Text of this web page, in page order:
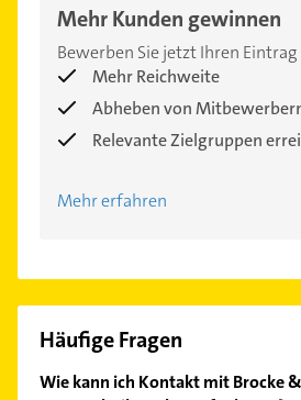
Mehr Kunden gewinnen
Bewerben Sie jetzt Ihren Eintrag
Mehr Reichweite
Abheben von
Relevante Zielgruppen
Mehr erfahren
Häufige Fragen
Wie kann ich Kontakt mit Brocke